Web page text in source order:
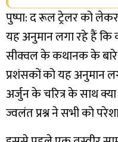
पुष्पा: द रूल ट्रेलर को
यह अनुमान लगा रहे हैं
सीक्वल के कथानक के बारे
प्रशंसकों को यह अनुमान
अर्जुन के चरित्र के साथ
ज्वलंत प्रश्न ने सभी को